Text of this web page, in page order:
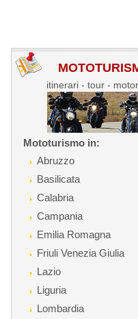
itinerari - tour -
Mototurismo in:
Abruzzo
Basilicata
Calabria
Campania
Emilia Romagna
Friuli Venezia Giulia
Lazio
Liguria
Lombardia